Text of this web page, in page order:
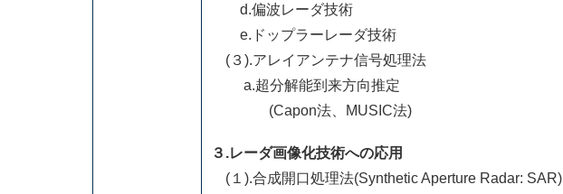
d.偏波レーダ技術
e.ドップラーレーダ技術
(３).アレイアンテナ信号処理法
a.超分解能到来方向推定
(Capon法、MUSIC法)
３.レーダ画像化技術への応用
(１).合成開口処理法(Synthetic Aperture Radar: SAR)